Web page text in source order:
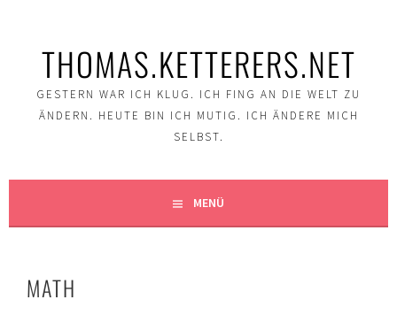
THOMAS.KETTERERS.NET
GESTERN WAR ICH KLUG. ICH FING AN DIE WELT ZU
ÄNDERN. HEUTE BIN ICH MUTIG. ICH ÄNDERE MICH
SELBST.
MENÜ
MATH